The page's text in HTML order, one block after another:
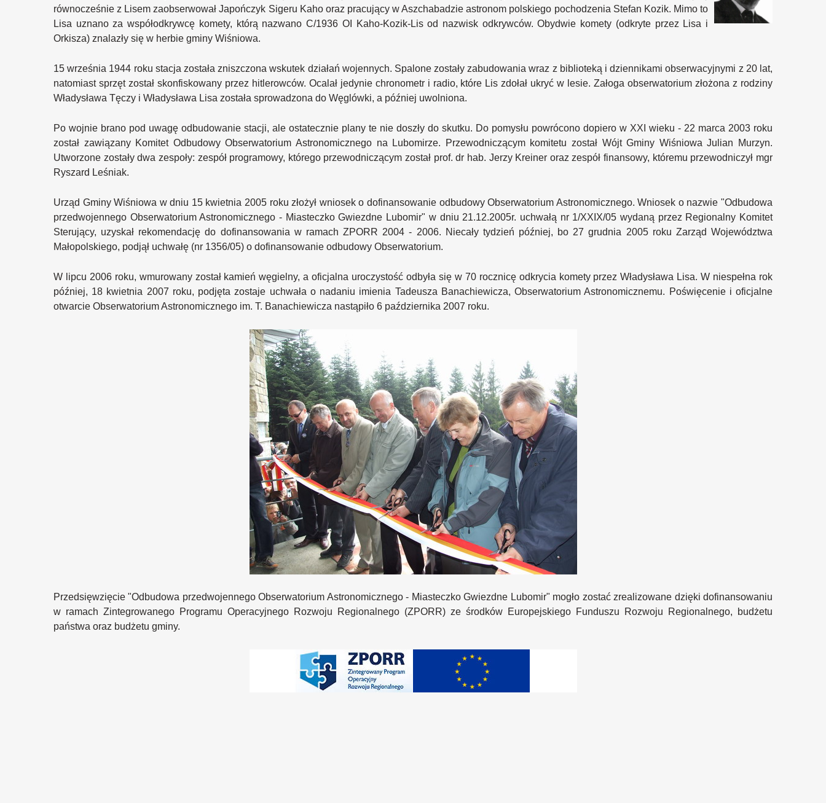
równocześnie z Lisem zaobserwował Japończyk Sigeru Kaho oraz pracujący w Aszchabadzie astronom polskiego pochodzenia Stefan Kozik. Mimo to
Lisa uznano za współodkrywcę komety, którą nazwano C/1936 OI Kaho-Kozik-Lis od nazwisk odkrywców. Obydwie komety (odkryte przez Lisa i
Orkisza) znalazły się w herbie gminy Wiśniowa.
15 września 1944 roku stacja została zniszczona wskutek działań wojennych. Spalone zostały zabudowania wraz z biblioteką i dziennikami obserwacyjnymi z 20 lat,
natomiast sprzęt został skonfiskowany przez hitlerowców. Ocalał jedynie chronometr i radio, które Lis zdołał ukryć w lesie. Załoga obserwatorium złożona z rodziny
Władysława Tęczy i Władysława Lisa została sprowadzona do Węglówki, a później uwolniona.
Po wojnie brano pod uwagę odbudowanie stacji, ale ostatecznie plany te nie doszły do skutku. Do pomysłu powrócono dopiero w XXI wieku - 22 marca 2003 roku
został zawiązany Komitet Odbudowy Obserwatorium Astronomicznego na Lubomirze. Przewodniczącym komitetu został Wójt Gminy Wiśniowa Julian Murzyn.
Utworzone zostały dwa zespoły: zespół programowy, którego przewodniczącym został prof. dr hab. Jerzy Kreiner oraz zespół finansowy, któremu przewodniczył mgr
Ryszard Leśniak.
Urząd Gminy Wiśniowa w dniu 15 kwietnia 2005 roku złożył wniosek o dofinansowanie odbudowy Obserwatorium Astronomicznego. Wniosek o nazwie "Odbudowa
przedwojennego Obserwatorium Astronomicznego - Miasteczko Gwiezdne Lubomir" w dniu 21.12.2005r. uchwałą nr 1/XXIX/05 wydaną przez Regionalny Komitet
Sterujący, uzyskał rekomendację do dofinansowania w ramach ZPORR 2004 - 2006. Niecały tydzień później, bo 27 grudnia 2005 roku Zarząd Województwa
Małopolskiego, podjął uchwałę (nr 1356/05) o dofinansowanie odbudowy Obserwatorium.
W lipcu 2006 roku, wmurowany został kamień węgielny, a oficjalna uroczystość odbyła się w 70 rocznicę odkrycia komety przez Władysława Lisa. W niespełna rok
później, 18 kwietnia 2007 roku, podjęta zostaje uchwała o nadaniu imienia Tadeusza Banachiewicza, Obserwatorium Astronomicznemu. Poświęcenie i oficjalne
otwarcie Obserwatorium Astronomicznego im. T. Banachiewicza nastąpiło 6 października 2007 roku.
Przedsięwzięcie "Odbudowa przedwojennego Obserwatorium Astronomicznego - Miasteczko Gwiezdne Lubomir" mogło zostać zrealizowane dzięki dofinansowaniu
w ramach Zintegrowanego Programu Operacyjnego Rozwoju Regionalnego (ZPORR) ze środków Europejskiego Funduszu Rozwoju Regionalnego, budżetu
państwa oraz budżetu gminy.